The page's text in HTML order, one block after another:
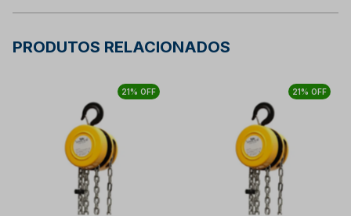
PRODUTOS RELACIONADOS
21% OFF 21% OFF